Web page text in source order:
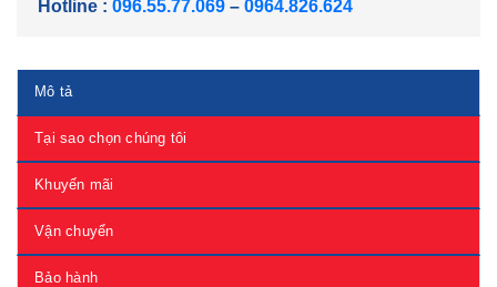
Hotline : 096.55.77.069 – 0964.826.624
Mô tả
Tại sao chọn chúng tôi
Khuyến mãi
Vận chuyển
Bảo hành